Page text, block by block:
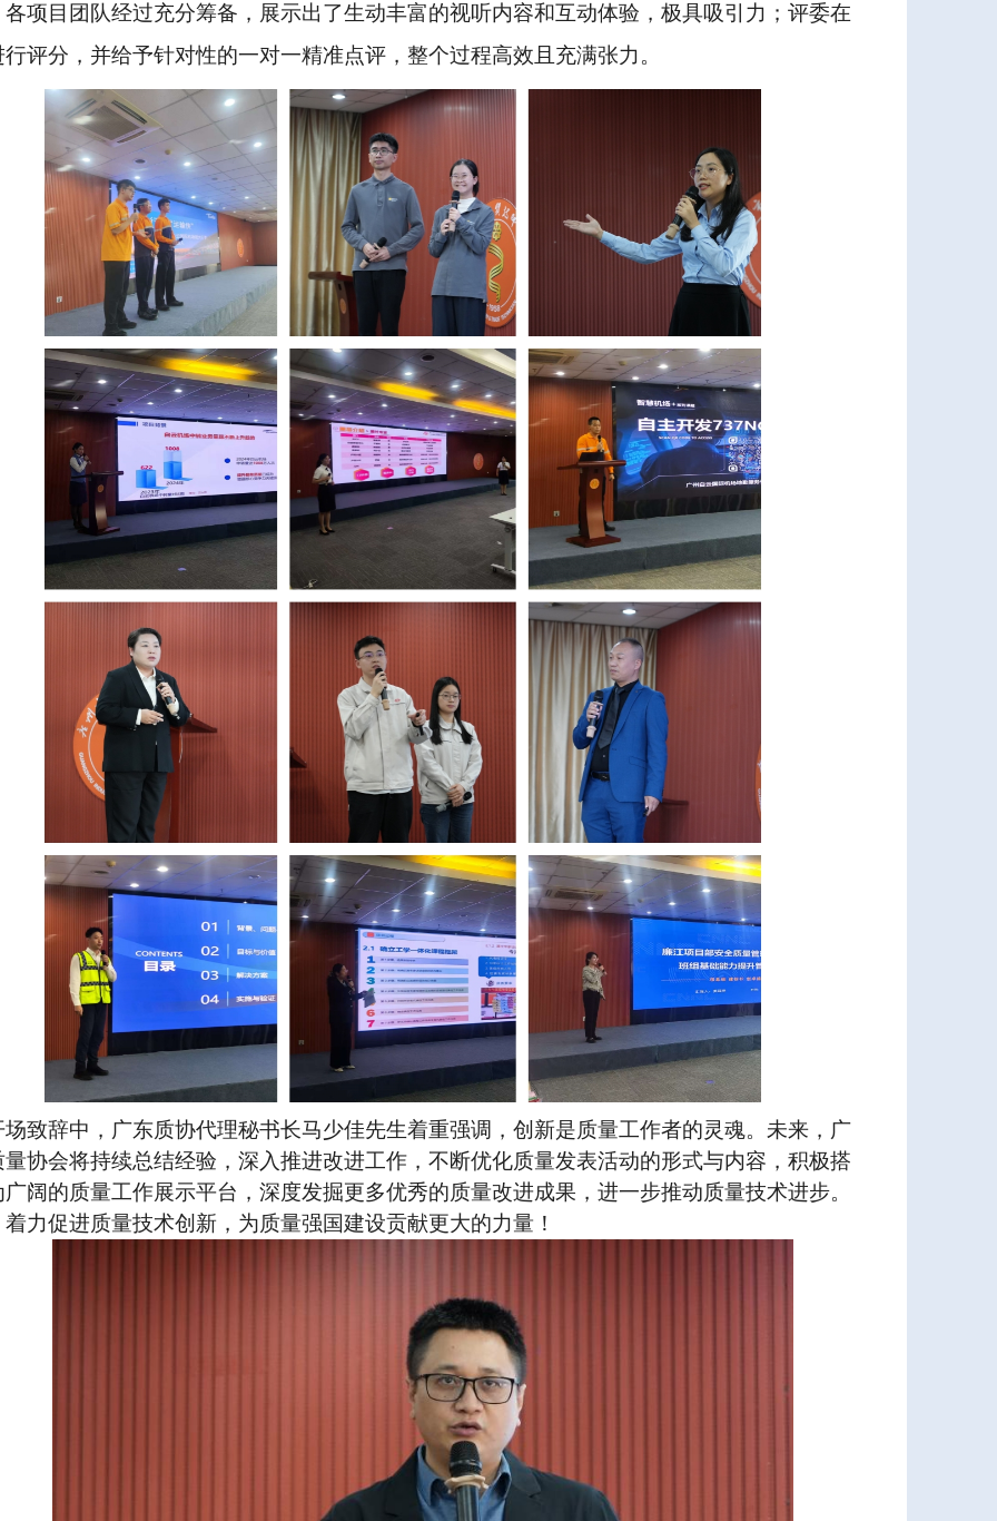
各项目团队经过充分筹备，展示出了生动丰富的视听内容和互动体验，极具吸引力；评委在
评分，并给予针对性的一对一精准点评，整个过程高效且充满张力。
场致辞中，广东质协代理秘书长马少佳先生着重强调，创新是质量工作者的灵魂。未来，广
量协会将持续总结经验，深入推进改进工作，不断优化质量发表活动的形式与内容，积极搭
阔的质量工作展示平台，深度发掘更多优秀的质量改进成果，进一步推动质量技术进步。
力促进质量技术创新，为质量强国建设贡献更大的力量！